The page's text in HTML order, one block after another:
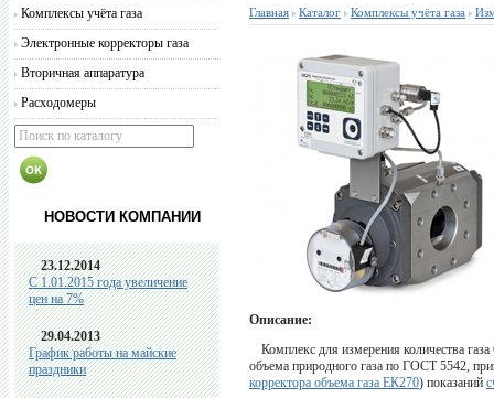
Комплексы учёта газа
Электронные корректоры газа
Вторичная аппаратура
Расходомеры
НОВОСТИ КОМПАНИИ
23.12.2014
C 1.01.2015 года увеличение
цен на 7%
29.04.2013
График работы на майские
праздники
Главная Каталог Комплексы учёта газа
Описание:
Комплекс для измерения количества
объема природного газа по ГОСТ 5542,
корректора объема газа ЕК270) показаний